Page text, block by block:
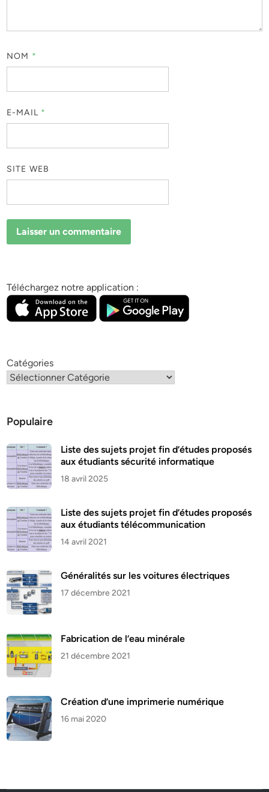
NOM *
E-MAIL *
SITE WEB
Téléchargez notre application :
Catégories
Populaire
Liste des sujets projet fin d’études proposés
aux étudiants sécurité informatique
18 avril 2025
Liste des sujets projet fin d’études proposés
aux étudiants télécommunication
14 avril 2021
Généralités sur les voitures électriques
17 décembre 2021
Fabrication de l’eau minérale
21 décembre 2021
Création d’une imprimerie numérique
16 mai 2020